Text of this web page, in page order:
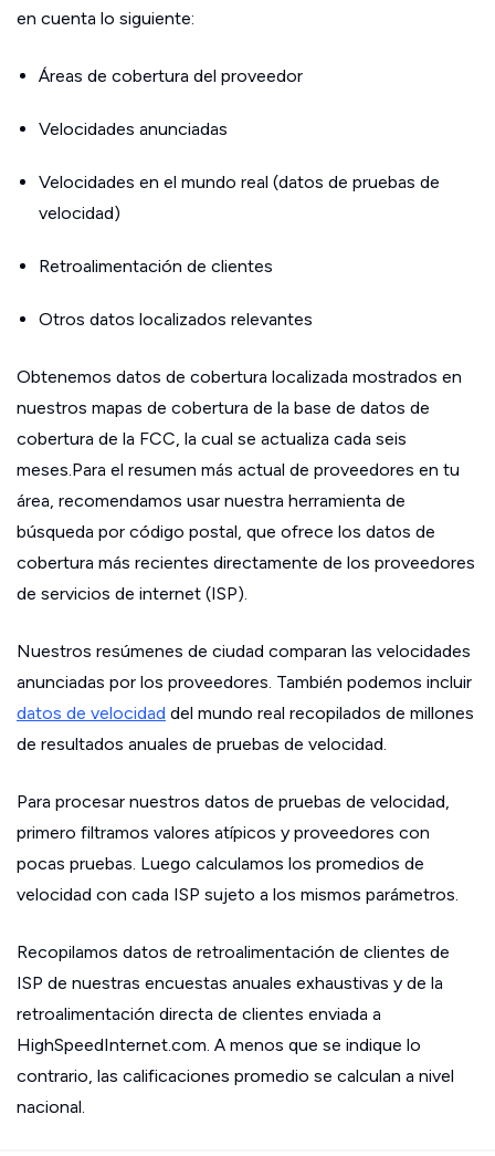
en cuenta lo siguiente:
Áreas de cobertura del proveedor
Velocidades anunciadas
Velocidades en el mundo real (datos de pruebas de
velocidad)
Retroalimentación de clientes
Otros datos localizados relevantes
Obtenemos datos de cobertura localizada mostrados en
nuestros mapas de cobertura de la base de datos de
cobertura de la FCC, la cual se actualiza cada seis
meses.Para el resumen más actual de proveedores en tu
área, recomendamos usar nuestra herramienta de
búsqueda por código postal, que ofrece los datos de
cobertura más recientes directamente de los proveedores
de servicios de internet (ISP).
Nuestros resúmenes de ciudad comparan las velocidades
anunciadas por los proveedores. También podemos incluir
datos de velocidad del mundo real recopilados de millones
de resultados anuales de pruebas de velocidad.
Para procesar nuestros datos de pruebas de velocidad,
primero filtramos valores atípicos y proveedores con
pocas pruebas. Luego calculamos los promedios de
velocidad con cada ISP sujeto a los mismos parámetros.
Recopilamos datos de retroalimentación de clientes de
ISP de nuestras encuestas anuales exhaustivas y de la
retroalimentación directa de clientes enviada a
HighSpeedInternet.com. A menos que se indique lo
contrario, las calificaciones promedio se calculan a nivel
nacional.